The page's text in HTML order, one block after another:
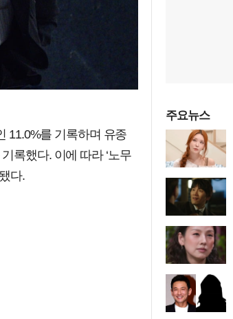
11.0%를 기록하며 유종
록했다. 이에 따라 ‘노무
다.
주요뉴스